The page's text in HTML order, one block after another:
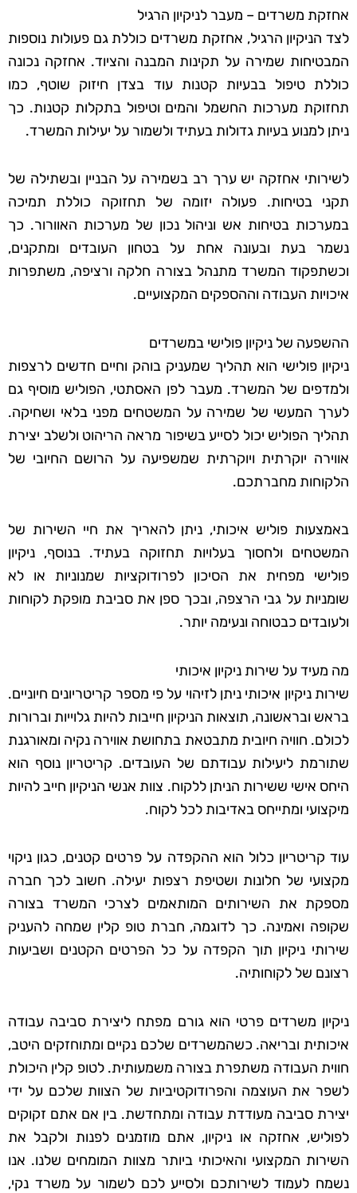
אחזקת משרדים – מעבר לניקיון הרגיל
לצד הניקיון הרגיל, אחזקת משרדים כוללת גם פעולות נוספות
המבטיחות שמירה על תקינות המבנה והציוד. אחזקה נכונה
כוללת טיפול בבעיות קטנות עוד בצדן חיזוק שוטף, כמו
תחזוקת מערכות החשמל והמים וטיפול בתקלות קטנות. כך
ניתן למנוע בעיות גדולות בעתיד ולשמור על יעילות המשרד.
לשירותי אחזקה יש ערך רב בשמירה על הבניין ובשתילה של
תקני בטיחות. פעולה יזומה של תחזוקה כוללת תמיכה
במערכות בטיחות אש וניהול נכון של מערכות האוורור. כך
נשמר בעת ובעונה אחת על בטחון העובדים ומתקנים,
וכשתפקוד המשרד מתנהל בצורה חלקה ורציפה, משתפרות
איכויות העבודה וההספקים המקצועיים.
ההשפעה של ניקיון פולישי במשרדים
ניקיון פולישי הוא תהליך שמעניק בוהק וחיים חדשים לרצפות
ולמדפים של המשרד. מעבר לפן האסתטי, הפוליש מוסיף גם
לערך המעשי של שמירה על המשטחים מפני בלאי ושחיקה.
תהליך הפוליש יכול לסייע בשיפור מראה הריהוט ולשלב יצירת
אווירה יוקרתית ויוקרתית שמשפיעה על הרושם החיובי של
הלקוחות מחברתכם.
באמצעות פוליש איכותי, ניתן להאריך את חיי השירות של
המשטחים ולחסוך בעלויות תחזוקה בעתיד. בנוסף, ניקיון
פולישי מפחית את הסיכון לפרודוקציות שמנוניות או לא
שומניות על גבי הרצפה, ובכך ספן את סביבת מופקת לקוחות
ולעובדים כבטוחה ונעימה יותר.
מה מעיד על שירות ניקיון איכותי
שירות ניקיון איכותי ניתן לזיהוי על פי מספר קריטריונים חיוניים.
בראש ובראשונה, תוצאות הניקיון חייבות להיות גלוייות וברורות
לכולם. חוויה חיובית מתבטאת בתחושת אווירה נקיה ומאורגנת
שתורמת ליעילות עבודתם של העובדים. קריטריון נוסף הוא
היחס אישי ששירות הניתן ללקוח. צוות אנשי הניקיון חייב להיות
מיקצועי ומתייחס באדיבות לכל לקוח.
עוד קריטריון כלול הוא ההקפדה על פרטים קטנים, כגון ניקוי
מקצועי של חלונות ושטיפת רצפות יעילה. חשוב לכך חברה
מספקת את השירותים המותאמים לצרכי המשרד בצורה
שקופה ואמינה. כך לדוגמה, חברת טופ קלין שמחה להעניק
שירותי ניקיון תוך הקפדה על כל הפרטים הקטנים ושביעות
רצונם של לקוחותיה.
ניקיון משרדים פרטי הוא גורם מפתח ליצירת סביבה עבודה
איכותית ובריאה. כשהמשרדים שלכם נקיים ומתוחזקים היטב,
חווית העבודה משתפרת בצורה משמעותית. לטופ קלין היכולת
לשפר את העוצמה והפרודוקטיביות של הצוות שלכם על ידי
יצירת סביבה מעודדת עבודה ומתחדשת. בין אם אתם זקוקים
לפוליש, אחזקה או ניקיון, אתם מוזמנים לפנות ולקבל את
השירות המקצועי והאיכותי ביותר מצוות המומחים שלנו. אנו
נשמח לעמוד לשירותכם ולסייע לכם לשמור על משרד נקי,